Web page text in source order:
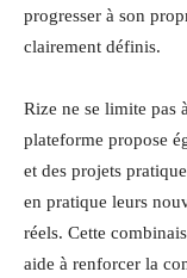
progresser à son
clairement définis.
Rize ne se limite pas
plateforme propose
et des projets
en pratique leurs
réels. Cette
aide à renforcer la